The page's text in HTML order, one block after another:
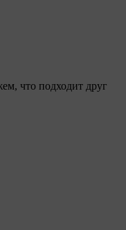
что подходит друг